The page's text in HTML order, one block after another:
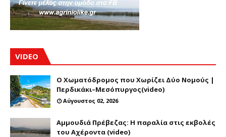
VIDEO
Ο Χωματόδρομος που Χωρίζει Δύο Νομούς |
Περδικάκι–Μεσόπυργος(video)
Αύγουστος 02, 2026
Αμμουδιά Πρέβεζας: Η παραλία στις εκβολές
του Αχέροντα (video)